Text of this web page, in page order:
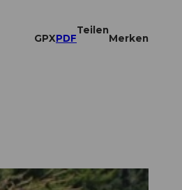
GPXPDF
Teilen
Merken